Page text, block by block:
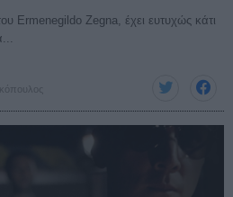
Ermenegildo Zegna, έχει ευτυχώς κάτι